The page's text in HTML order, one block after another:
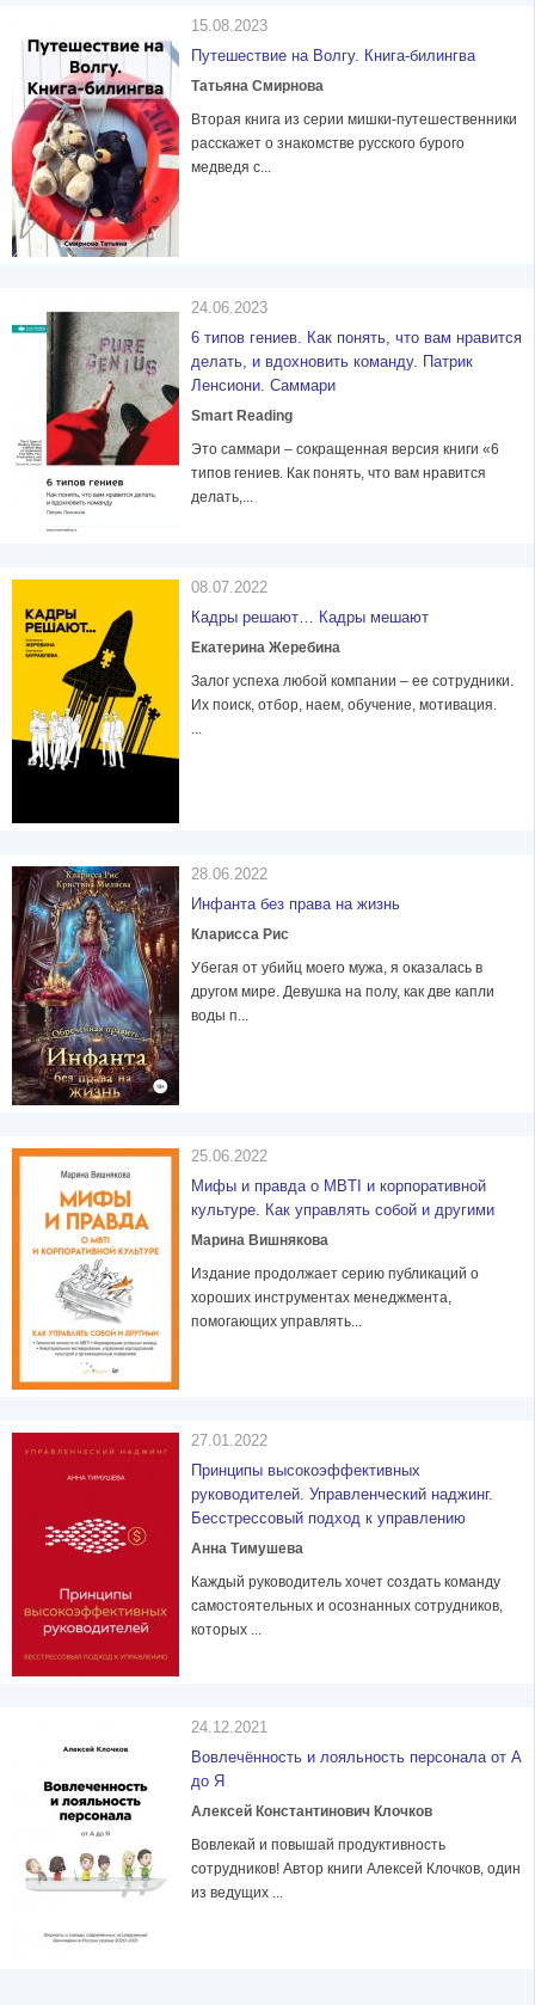
15.08.2023
Путешествие на Волгу. Книга-билингва
Татьяна Смирнова
Вторая книга из серии мишки-путешественники
расскажет о знакомстве русского бурого
медведя с...
24.06.2023
6 типов гениев. Как понять, что вам нравится
делать, и вдохновить команду. Патрик
Ленсиони. Саммари
Smart Reading
Это саммари – сокращенная версия книги «6
типов гениев. Как понять, что вам нравится
делать,...
08.07.2022
Кадры решают… Кадры мешают
Екатерина Жеребина
Залог успеха любой компании – ее сотрудники.
Их поиск, отбор, наем, обучение, мотивация.
...
28.06.2022
Инфанта без права на жизнь
Кларисса Рис
Убегая от убийц моего мужа, я оказалась в
другом мире. Девушка на полу, как две капли
воды п...
25.06.2022
Мифы и правда о MBTI и корпоративной
культуре. Как управлять собой и другими
Марина Вишнякова
Издание продолжает серию публикаций о
хороших инструментах менеджмента,
помогающих управлять...
27.01.2022
Принципы высокоэффективных
руководителей. Управленческий наджинг.
Бесстрессовый подход к управлению
Анна Тимушева
Каждый руководитель хочет создать команду
самостоятельных и осознанных сотрудников,
которых ...
24.12.2021
Вовлечённость и лояльность персонала от А
до Я
Алексей Константинович Клочков
Вовлекай и повышай продуктивность
сотрудников! Автор книги Алексей Клочков, один
из ведущих ...